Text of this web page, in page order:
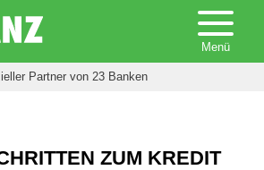
Partner von 23 Banken
ZUM KREDIT